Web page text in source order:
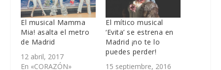
El musical Mamma
Mia! asalta el metro
de Madrid
12 abril, 2017
En «CORAZÓN»
El mítico musical
‘Evita’ se estrena en
Madrid ¡no te lo
puedes perder!
15 septiembre, 2016